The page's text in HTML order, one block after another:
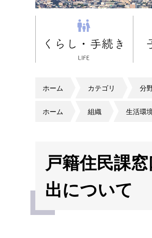
ホーム カテゴリ 分
ホーム 組織 生活環
戸籍住民課
出について